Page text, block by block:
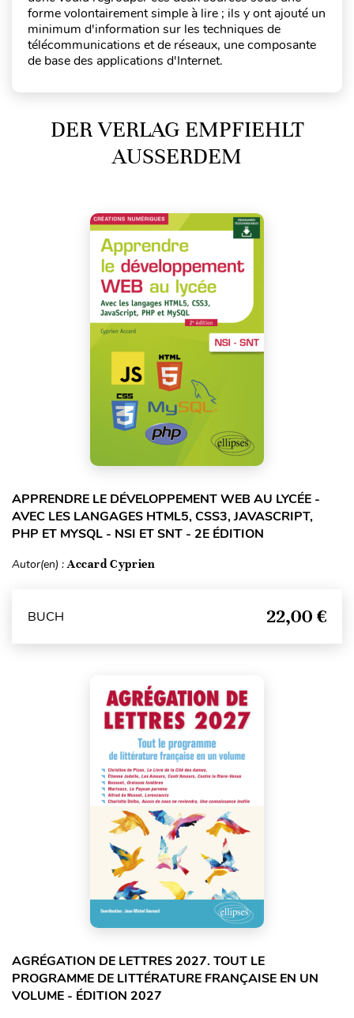
forme volontairement simple à lire ; ils y ont ajouté un
minimum d'information sur les techniques de
télécommunications et de réseaux, une composante
de base des applications d'Internet.
DER VERLAG EMPFIEHLT
AUSSERDEM
APPRENDRE LE DÉVELOPPEMENT WEB AU LYCÉE -
AVEC LES LANGAGES HTML5, CSS3, JAVASCRIPT,
PHP ET MYSQL - NSI ET SNT - 2E ÉDITION
Autor(en) :Accard Cyprien
BUCH 22,00 €
AGRÉGATION DE LETTRES 2027. TOUT LE
PROGRAMME DE LITTÉRATURE FRANÇAISE EN UN
VOLUME - ÉDITION 2027